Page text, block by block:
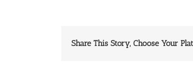
Share This Story, Choose Your